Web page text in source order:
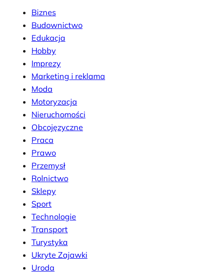
Biznes
Budownictwo
Edukacja
Hobby
Imprezy
Marketing i reklama
Moda
Motoryzacja
Nieruchomości
Obcojęzyczne
Praca
Prawo
Przemysł
Rolnictwo
Sklepy
Sport
Technologie
Transport
Turystyka
Ukryte Zajawki
Uroda